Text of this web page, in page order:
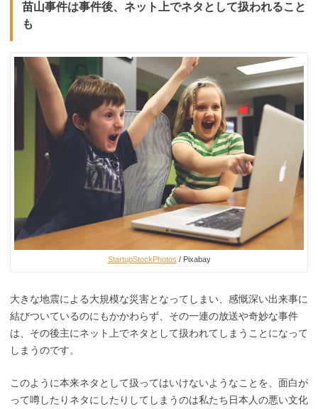
苗山事件は事件後、ネット上でネタとして扱われること
も
StartupStockPhotos / Pixabay
大きな地震による大規模な災害となってしまい、感慨深い出来事に
結びついているのにもかかわらず、その一連の放送や奇妙な事件
は、その後主にネット上でネタとして扱われてしまうことになって
しまうのです。
このように本来ネタとして扱ってはいけないようなことを、面白が
って噂したりネタにしたりしてしまうのは私たち日本人の悪い文化